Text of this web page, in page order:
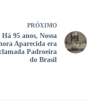
PRÓXIMO
Há 95 anos, Nossa
Aparecida era
Padroeira
do Brasil